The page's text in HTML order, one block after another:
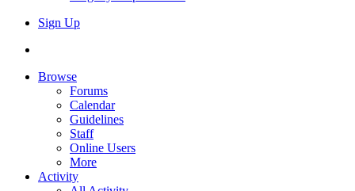
Sign Up
Browse
Forums
Calendar
Guidelines
Staff
Online Users
More
Activity